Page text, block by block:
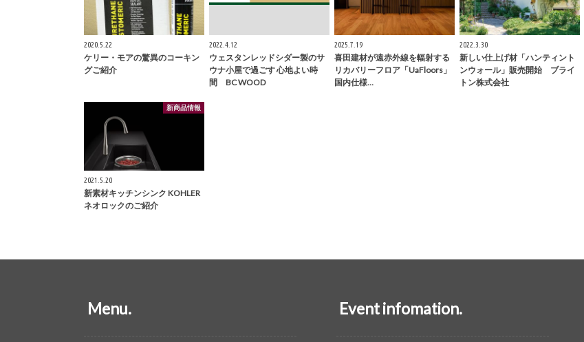
2020.5.22
ケリー・モアの驚異のコーキン
グご紹介
2022.4.12
ウェスタンレッドシダー製のサ
ウナ小屋で過ごす 心地よい時
間 BC WOOD
2025.7.19
喜田建材が遠赤外線を輻射する
リカバリーフロア「UaFloors」
国内仕様…
2022.3.30
新しい仕上げ材「ハンティント
ンウォール」販売開始 ブライ
トン株式会社
新商品情報
2021.5.20
新素材キッチンシンク KOHLER
ネオロックのご紹介
Menu. Event infomation.